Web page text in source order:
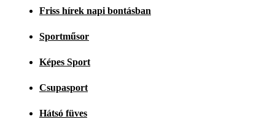
Friss hírek napi bontásban
Sportműsor
Képes Sport
Csupasport
Hátsó füves